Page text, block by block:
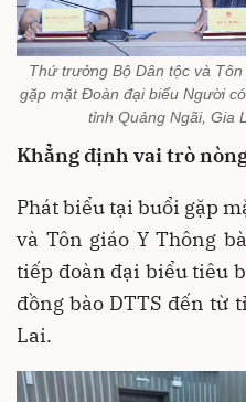
Thứ trưởng Bộ Dân tộc và
gặp mặt Đoàn đại biểu Người
tỉnh Quảng Ngãi, Gia
Khẳng định vai trò
Phát biểu tại buổi gặp
và Tôn giáo Y Thông
tiếp đoàn đại biểu tiêu
đồng bào DTTS đến từ
Lai.